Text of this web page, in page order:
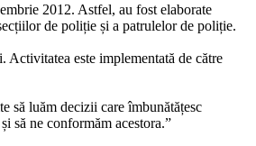
2012. Astfel, au fost elaborate
de poliție și a patrulelor de poliție.
este implementată de către
să luăm decizii care îmbunătățesc
să ne conformăm acestora.”